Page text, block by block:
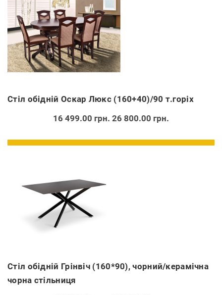
Стіл обідній Оскар Люкс (160+40)/90 т.горіх
16 499.00 грн. 26 800.00 грн.
Стіл обідній Грінвіч (160*90), чорний/керамічна
чорна стільниця